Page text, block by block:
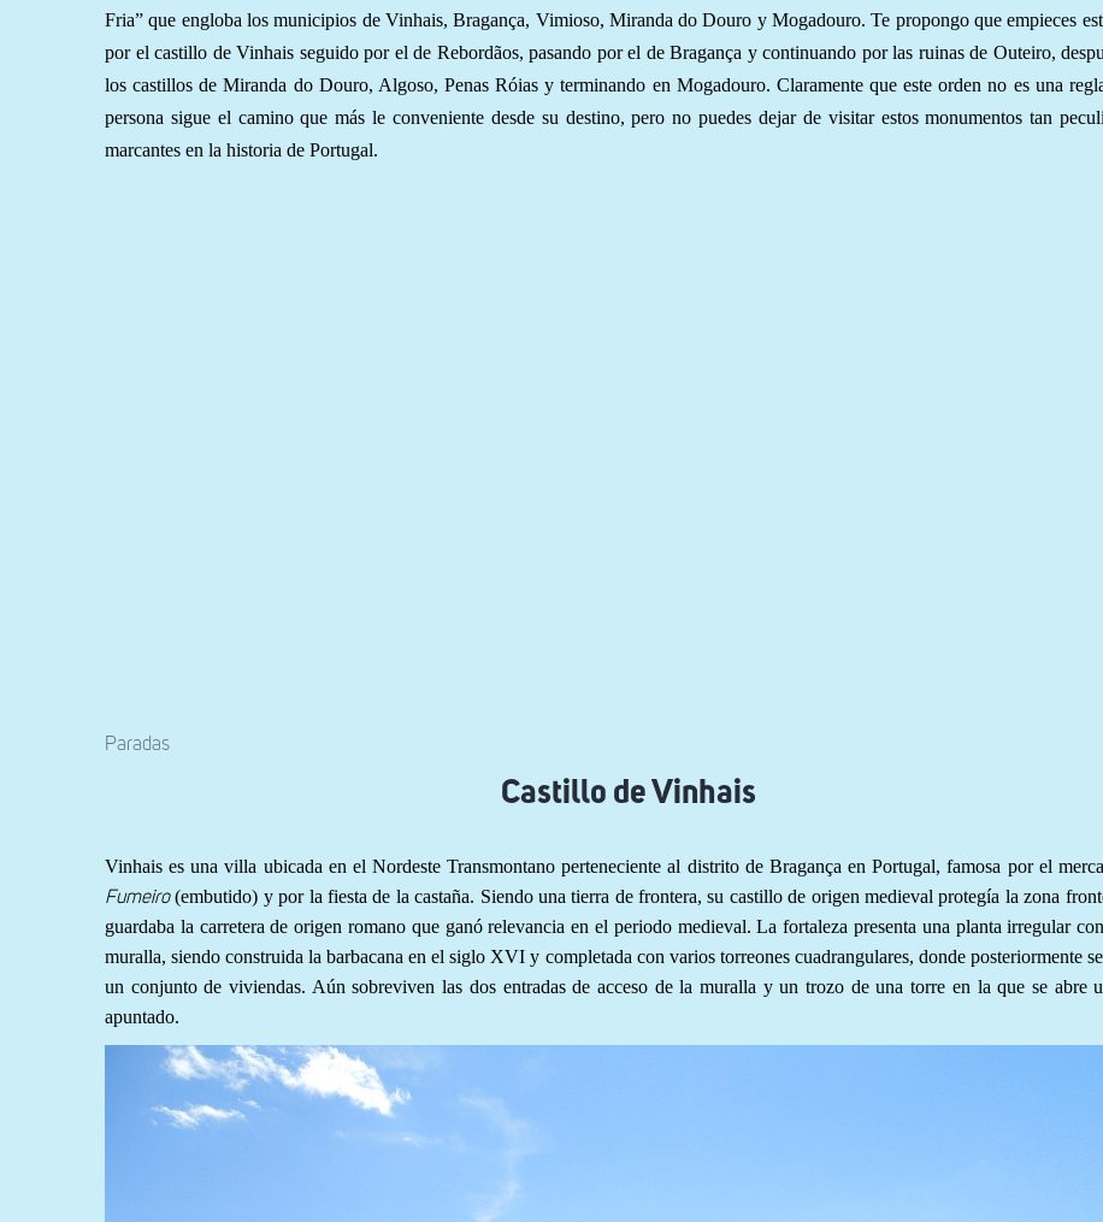
Fria” que engloba los municipios de Vinhais, Bragança, Vimioso, Miranda do Douro y Mogadouro. Te propongo que empieces
por el castillo de Vinhais seguido por el de Rebordãos, pasando por el de Bragança y continuando por las ruinas de Outeiro,
los castillos de Miranda do Douro, Algoso, Penas Róias y terminando en Mogadouro. Claramente que este orden no es una
persona sigue el camino que más le conveniente desde su destino, pero no puedes dejar de visitar estos monumentos tan
marcantes en la historia de Portugal.
Paradas
Castillo de Vinhais
Vinhais es una villa ubicada en el Nordeste Transmontano perteneciente al distrito de Bragança en Portugal, famosa por el
Fumeiro(embutido) y por la fiesta de la castaña. Siendo una tierra de frontera, su castillo de origen medieval protegía la zona
guardaba la carretera de origen romano que ganó relevancia en el periodo medieval. La fortaleza presenta una planta irregular
muralla, siendo construida la barbacana en el siglo XVI y completada con varios torreones cuadrangulares, donde posteriormente
un conjunto de viviendas. Aún sobreviven las dos entradas de acceso de la muralla y un trozo de una torre en la que se abre
apuntado.